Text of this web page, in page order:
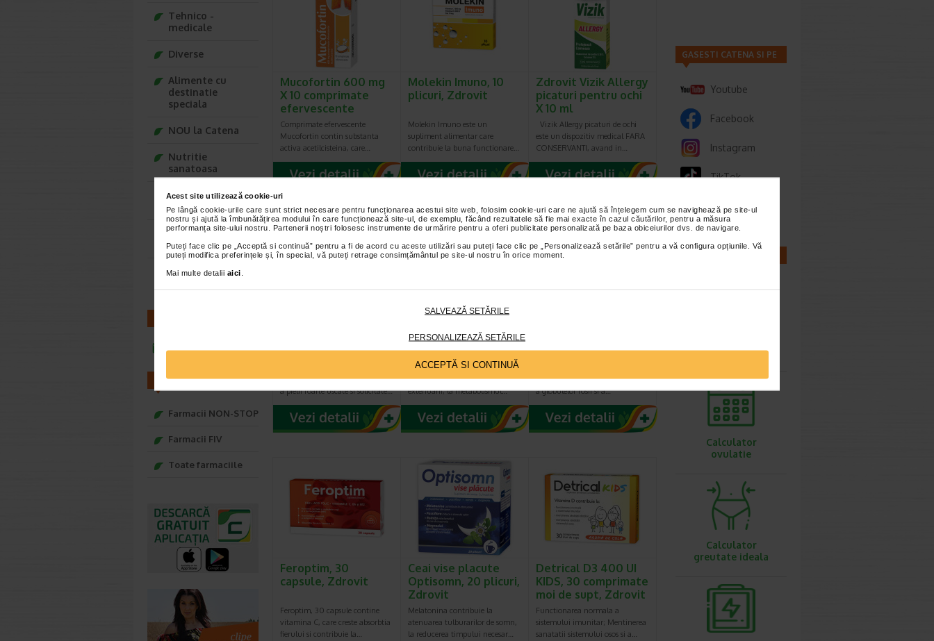
Acest site utilizează cookie-uri
Pe lângă cookie-urile care sunt strict necesare pentru funcționarea acestui site web, folosim cookie-uri care ne ajută să înțelegem cum se navighează pe site-ul
nostru și ajută la îmbunătățirea modului în care funcționează site-ul, de exemplu, făcând rezultatele să fie mai exacte în cazul căutărilor, pentru a măsura
performanța site-ului nostru. Partenerii noștri folosesc instrumente de urmărire pentru a oferi publicitate personalizată pe baza obiceiurilor dvs. de navigare.
Puteți face clic pe „Acceptă si continuă” pentru a fi de acord cu aceste utilizări sau puteți face clic pe „Personalizează setările” pentru a vă configura opțiunile. Vă
puteți modifica preferințele și, în special, vă puteți retrage consimțământul pe site-ul nostru în orice moment.
Mai multe detalii aici
SALVEAZĂ SETĂRILE
PERSONALIZEAZĂ SETĂRILE
ACCEPTĂ SI CONTINUĂ
Mucofortin 600 mg
X 10 comprimate
efervescente
Comprimate efervescente
Mucofortin contin substanta
activa acetilcisteina, care…
Molekin Imuno, 10
plicuri, Zdrovit
Molekin Imuno este un
supliment alimentar care
contribuie la buna functionare…
Zdrovit Vizik Allergy
picaturi pentru ochi
X 10 ml
Vizik Allergy picaturi de ochi
este un dispozitiv medical FARA
CONSERVANTI, avand in…
ml
calcaie, destinata ingrijirii zilnice
a pielii foarte uscate si solicitate…
comprimate, Zdrovit
Magneziul si vitamina B6
contribuie la reducerea oboselii si
extenuarii, la metabolismul…
contribuie la formarea normala
a globulelor rosii si a…
Feroptim, 30
capsule, Zdrovit
Feroptim, 30 capsule contine
vitamina C, care creste absorbtia
fierului si contribuie la…
Ceai vise placute
Optisomn, 20 plicuri,
Zdrovit
Melatonina contribuie la
atenuarea tulburarilor de somn,
la reducerea timpului necesar…
Detrical D3 400 UI
KIDS, 30 comprimate
moi de supt, Zdrovit
Functionarea normala a
sistemului imunitar; Mentinerea
sanatatii sistemului osos si a…
Tehnico -
medicale
Diverse
Alimente cu
destinatie
speciala
NOU la Catena
Nutritie
sanatoasa
Ce Oftapic ti se
potriveste
Adora – Adorabili
din prima clipa
Seturi cadou
infoline@catena.ro
FARMACII
Farmacii NON-STOP
Farmacii FIV
Toate farmaciile
GASESTI CATENA SI PE
Youtube
Facebook
Instagram
TikTok
Whatsapp
sarcina
Calculator
ovulatie
Calculator
greutate ideala